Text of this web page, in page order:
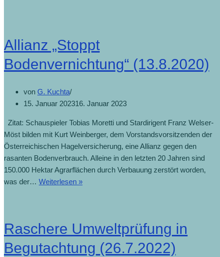
Allianz „Stoppt
Bodenvernichtung“ (13.8.2020)
von G. Kuchta
15. Januar 202316. Januar 2023
Zitat: Schauspieler Tobias Moretti und Stardirigent Franz Welser-
Möst bilden mit Kurt Weinberger, dem Vorstandsvorsitzenden der
Österreichischen Hagelversicherung, eine Allianz gegen den
rasanten Bodenverbrauch. Alleine in den letzten 20 Jahren sind
150.000 Hektar Agrar­flächen durch Verbauung zerstört worden,
was der… Weiterlesen »
Raschere Umweltprüfung in
Begutachtung (26.7.2022)